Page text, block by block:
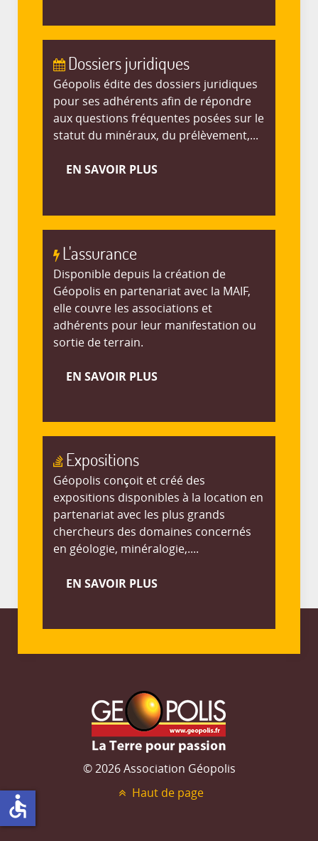
Dossiers juridiques
Géopolis édite des dossiers juridiques
pour ses adhérents afin de répondre
aux questions fréquentes posées sur le
statut du minéraux, du prélèvement,...
EN SAVOIR PLUS
L'assurance
Disponible depuis la création de
Géopolis en partenariat avec la MAIF,
elle couvre les associations et
adhérents pour leur manifestation ou
sortie de terrain.
EN SAVOIR PLUS
Expositions
Géopolis conçoit et créé des
expositions disponibles à la location en
partenariat avec les plus grands
chercheurs des domaines concernés
en géologie, minéralogie,....
EN SAVOIR PLUS
© 2026 Association Géopolis
Haut de page
accessible